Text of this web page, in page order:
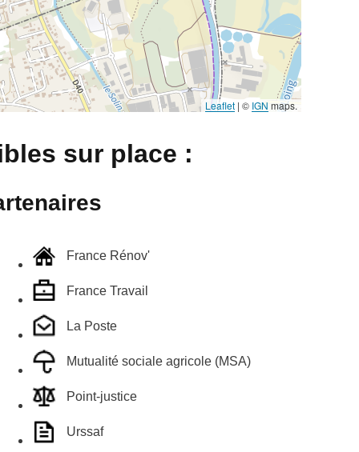
Leaflet | © IGN maps.
sur place :
France Rénov'
France Travail
La Poste
Mutualité sociale agricole (MSA)
Point-justice
Urssaf